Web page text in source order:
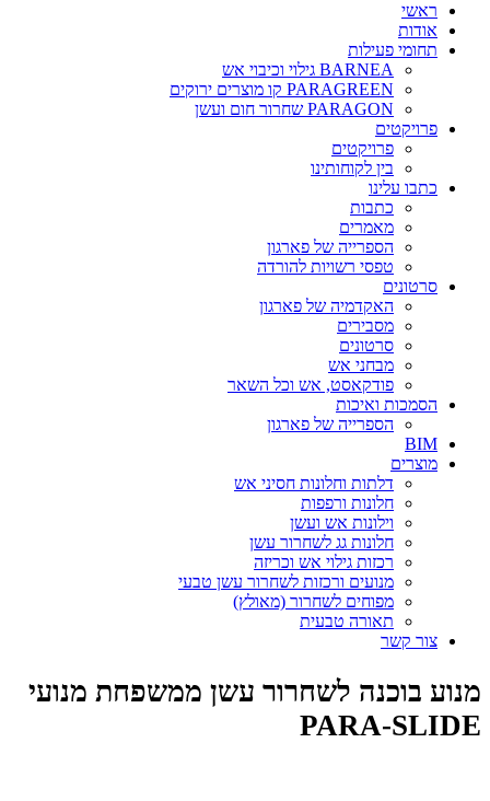
ראשי
אודות
תחומי פעילות
BARNEA גילוי וכיבוי אש
PARAGREEN קו מוצרים ירוקים
PARAGON שחרור חום ועשן
פרויקטים
פרויקטים
בין לקוחותינו
כתבו עלינו
כתבות
מאמרים
הספרייה של פארגון
טפסי רשויות להורדה
סרטונים
האקדמיה של פארגון
מסבירים
סרטונים
מבחני אש
פודקאסט, אש וכל השאר
הסמכות ואיכות
הספרייה של פארגון
BIM
מוצרים‎
דלתות וחלונות חסיני אש
חלונות ורפפות
וילונות אש ועשן
חלונות גג לשחרור עשן
רכזות גילוי אש וכריזה
מנועים ורכזות לשחרור עשן טבעי
מפוחים לשחרור (מאולץ)
תאורה טבעית
צור קשר
מנוע בוכנה לשחרור עשן ממשפחת מנועי
PARA-SLIDE